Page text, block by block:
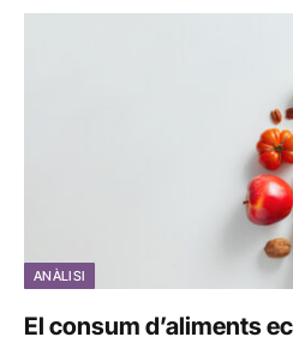
ANÀLISI
El consum d’aliments